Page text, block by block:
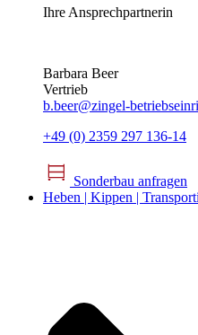
Ihre Ansprechpartnerin
Barbara Beer
Vertrieb
b.beer@zingel-
+49 (0) 2359 297 136-14
Sonderbau anfragen
Heben | Kippen |